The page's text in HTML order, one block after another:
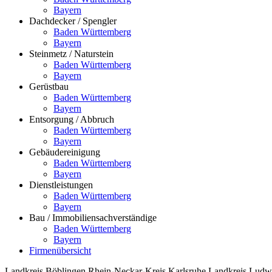
Bayern
Dachdecker / Spengler
Baden Württemberg
Bayern
Steinmetz / Naturstein
Baden Württemberg
Bayern
Gerüstbau
Baden Württemberg
Bayern
Entsorgung / Abbruch
Baden Württemberg
Bayern
Gebäudereinigung
Baden Württemberg
Bayern
Dienstleistungen
Baden Württemberg
Bayern
Bau / Immobiliensachverständige
Baden Württemberg
Bayern
Firmenübersicht